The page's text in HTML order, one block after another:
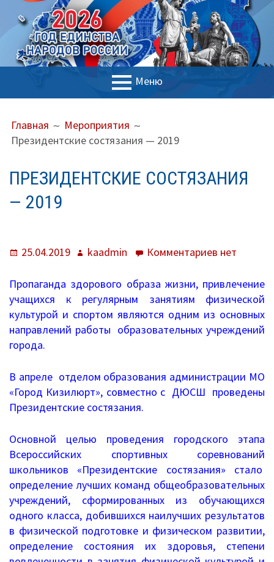
Меню
МЕНЮ
Управление образования
Наш коллектив
О нас
Контроль исполнения
Методистам
Документы
Постановления
Приказы
Информационные письма
Письма 2021-2023
Письма 2019-2020
Письма 2018-2019
НА
САЙТЕ
(ХЛЕБНЫЕ
КРОШКИ)
Главная
Мероприятия
Президентские состязания — 2019
ПРЕЗИДЕНТСКИЕ СОСТЯЗАНИЯ
— 2019
Опубликовано
25.04.2019 Автор
kaadmin Комментариев к
состязания
—
2019
нет
Пропаганда здорового образа жизни, привлечение
учащихся к регулярным занятиям физической
культурой и спортом являются одним из основных
направлений работы образовательных учреждений
города.
В апреле отделом образования администрации МО
«Город Кизилюрт», совместно с ДЮСШ проведены
Президентские состязания.
Основной целью проведения городского этапа
Всероссийских спортивных соревнований
школьников «Президентские состязания» стало
определение лучших команд общеобразовательных
учреждений, сформированных из обучающихся
одного класса, добившихся наилучших результатов
в физической подготовке и физическом развитии,
определение состояния их здоровья, степени